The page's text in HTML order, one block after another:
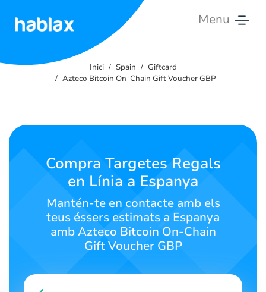
Menu
SIGN INSIGN UP
Inici Spain
Giftcard
Azteco Bitcoin On-Chain Gift Voucher GBP
Compra Targetes Regals
en Línia a Espanya
Mantén-te en contacte amb els
teus éssers estimats a Espanya
amb Azteco Bitcoin On-Chain
Gift Voucher GBP